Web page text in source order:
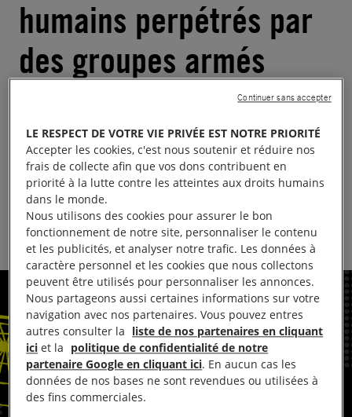
humains perpétrés par
des groupes armés
palestiniens en Israël et
à Gaza – Synthese
Publié le11.12.2025
Temps de lecture estimé : 1 minute
ISRAËL ET TERRITOIRES PALESTINIENS OCCUPÉS
JUSTICE INTERNATIONALE
LE RESPECT DE VOTRE VIE PRIVÉE EST NOTRE PRIORITÉ
Accepter les cookies, c'est nous soutenir et réduire nos
frais de collecte afin que vos dons contribuent en
priorité à la lutte contre les atteintes aux droits humains
dans le monde.
Nous utilisons des cookies pour assurer le bon
fonctionnement de notre site, personnaliser le contenu
et les publicités, et analyser notre trafic. Les données à
caractère personnel et les cookies que nous collectons
peuvent être utilisés pour personnaliser les annonces.
Nous partageons aussi certaines informations sur votre
navigation avec nos partenaires. Vous pouvez entres
autres consulter la liste de nos partenaires en cliquant
ici et la politique de confidentialité de notre
partenaire Google en cliquant ici. En aucun cas les
données de nos bases ne sont revendues ou utilisées à
des fins commerciales.
Continuer sans accepter